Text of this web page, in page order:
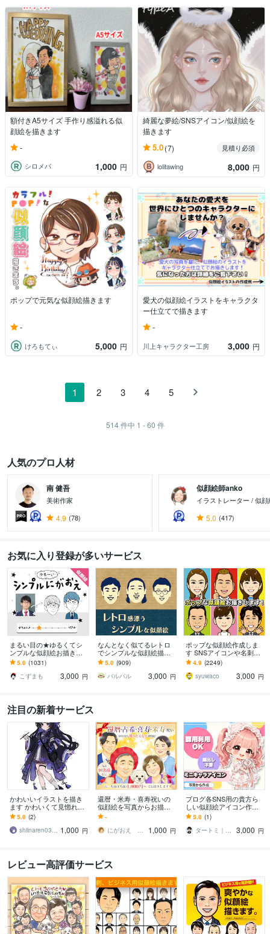
額付きA5サイズ 手作り感溢れる似
顔絵を描きます
-
シロメバ 1,000 円
綺麗な夢絵/SNSアイコン/似顔絵を
描きます
5.0(7)
見積り必須
lolitawing
8,000 円
ポップで元気な似顔絵描きます
-
けろもてぃ 5,000 円
愛犬の似顔絵イラストをキャラクタ
ー仕立てで描きます
-
川上キャラクター工房 3,000 円
1 2 3 4 5
514 件中 1 - 60 件
人気のプロ人材
南 健吾
美術作家
4.9 (78)
似顔絵師anko
イラストレーター / 似顔
5.0 (417)
お気に入り登録が多いサービス
まるい目の★ゆるくてシ
ンプルな似顔絵お描きし
ます ゆる～い感じにした
い、似すぎない方が‥と
いう方にオススメ！
5.0 (1031)
こずまも
3,000 円
なんとなく似てるレトロ
でシンプルな似顔絵描き
ます 懐かしくて新しい。
ほんのり昭和テイストの
やさしい似顔絵
5.0 (909)
バルバル
3,000 円
ポップな似顔絵作成しま
す SNSアイコンや名刺、
プレゼント用にポップな
似顔絵作成します
4.9 (2249)
syuwaco
3,000 円
注目の新着サービス
かわいいイラストを描き
ます かわいくて見惚れて
しまうイラストをお届
け！
5.0 (2)
shiinaren0326 1,000 円
還暦・米寿・喜寿祝いの
似顔絵を写真からお描き
します ご両親への長寿祝
い・プレゼントに家族や
ペットも描きます
-
にがおえ さわ
1,000 円
ブログ各SNS用の貴方ら
しい似顔絵アイコン作り
ます 発信を始めるあなた
を世界に一つの親近感あ
るミニキャラで後押し
5.0 (1)
タートミ｜個人発信者のビジュアル導線設計
3,000 円
レビュー高評価サービス